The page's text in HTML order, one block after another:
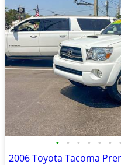
• • • • • • •
2006 Toyota Tacoma